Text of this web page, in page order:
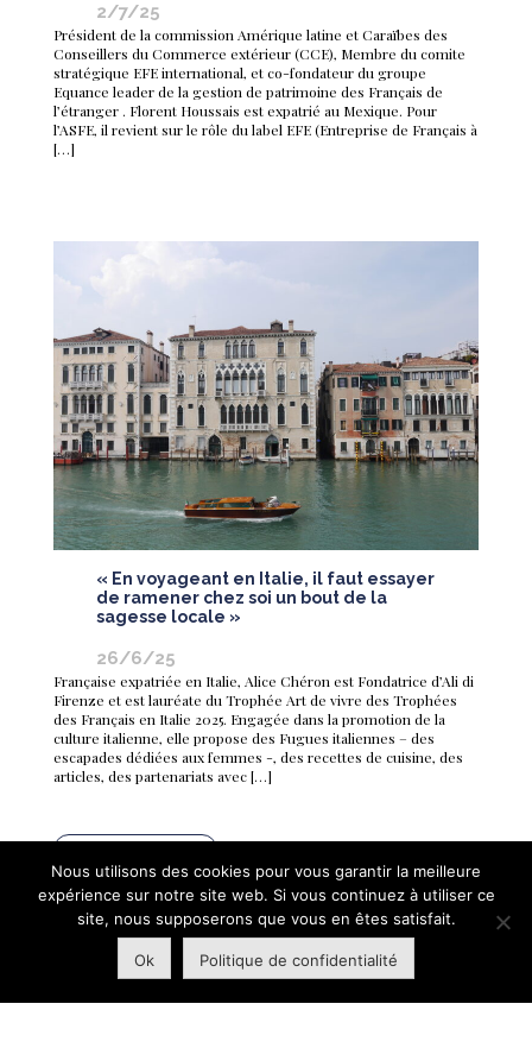
2/7/25
Président de la commission Amérique latine et Caraïbes des
Conseillers du Commerce extérieur (CCE), Membre du comite
stratégique EFE international, et co-fondateur du groupe
Equance leader de la gestion de patrimoine des Français de
l’étranger . Florent Houssais est expatrié au Mexique. Pour
l’ASFE, il revient sur le rôle du label EFE (Entreprise de Français à
[…]
« En voyageant en Italie, il faut essayer
de ramener chez soi un bout de la
sagesse locale »
26/6/25
Française expatriée en Italie, Alice Chéron est Fondatrice d’Ali di
Firenze et est lauréate du Trophée Art de vivre des Trophées
des Français en Italie 2025. Engagée dans la promotion de la
culture italienne, elle propose des Fugues italiennes – des
escapades dédiées aux femmes -, des recettes de cuisine, des
articles, des partenariats avec […]
Navigation
des
articles
Nous utilisons des cookies pour vous garantir la meilleure
expérience sur notre site web. Si vous continuez à utiliser ce
site, nous supposerons que vous en êtes satisfait.
Ok Politique de confidentialité